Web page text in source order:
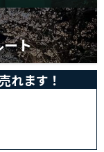
ート
れます！